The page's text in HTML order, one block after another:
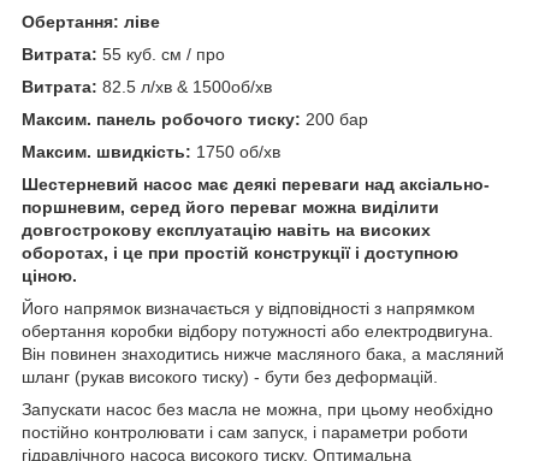
Обертання: ліве
Витрата: 55 куб. см / про
Витрата: 82.5 л/хв & 1500об/хв
Максим. панель робочого тиску: 200 бар
Максим. швидкість: 1750 об/хв
Шестерневий насос має деякі переваги над аксіально-
поршневим, серед його переваг можна виділити
довгострокову експлуатацію навіть на високих
оборотах, і це при простій конструкції і доступною
ціною.
Його напрямок визначається у відповідності з напрямком
обертання коробки відбору потужності або електродвигуна.
Він повинен знаходитись нижче масляного бака, а масляний
шланг (рукав високого тиску) - бути без деформацій.
Запускати насос без масла не можна, при цьому необхідно
постійно контролювати і сам запуск, і параметри роботи
гідравлічного насоса високого тиску. Оптимальна